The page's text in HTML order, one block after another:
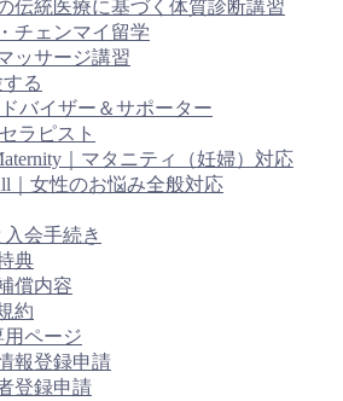
伝統医療に基づく体質診断講習
チェンマイ留学
ッサージ講習
する
バイザー＆サポーター
ラピスト
｜マタニティ（妊婦）対応
｜女性のお悩み全般対応
会手続き
典
償内容
約
ページ
報登録申請
登録申請